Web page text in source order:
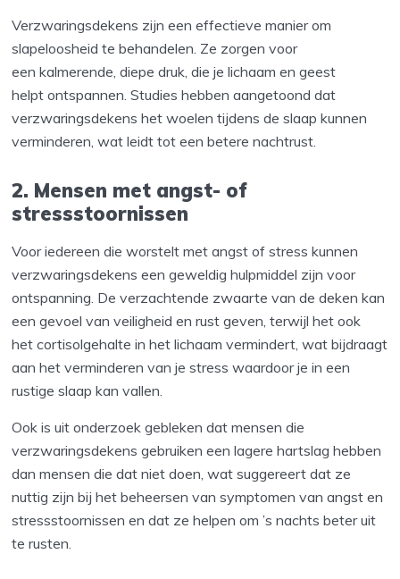
Verzwaringsdekens zijn een effectieve manier om
slapeloosheid te behandelen. Ze zorgen voor
een kalmerende, diepe druk, die je lichaam en geest
helpt ontspannen. Studies hebben aangetoond dat
verzwaringsdekens het woelen tijdens de slaap kunnen
verminderen, wat leidt tot een betere nachtrust.
2. Mensen met angst- of
stressstoornissen
Voor iedereen die worstelt met angst of stress kunnen
verzwaringsdekens een geweldig hulpmiddel zijn voor
ontspanning. De verzachtende zwaarte van de deken kan
een gevoel van veiligheid en rust geven, terwijl het ook
het cortisolgehalte in het lichaam vermindert, wat bijdraagt
aan het verminderen van je stress waardoor je in een
rustige slaap kan vallen.
Ook is uit onderzoek gebleken dat mensen die
verzwaringsdekens gebruiken een lagere hartslag hebben
dan mensen die dat niet doen, wat suggereert dat ze
nuttig zijn bij het beheersen van symptomen van angst en
stressstoornissen en dat ze helpen om ’s nachts beter uit
te rusten.